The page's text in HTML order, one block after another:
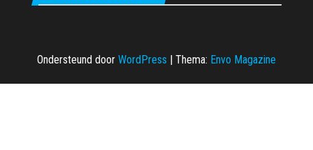
Ondersteund door WordPress | Thema: Envo Magazine